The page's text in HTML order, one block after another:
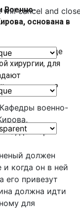
cancel and
Военно-
основана в
подходе
хирургии, для
его заслуга?
военно-
РФ, доктор
должен
и когда он в ней
его привезут
должна идти
для